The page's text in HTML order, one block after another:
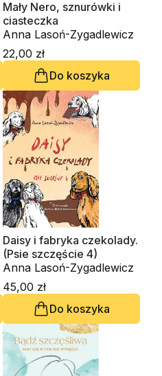
Mały Nero, sznurówki i
ciasteczka
Anna Lasoń-Zygadlewicz
22,00 zł
Do koszyka
Daisy i fabryka czekolady.
(Psie szczęście 4)
Anna Lasoń-Zygadlewicz
45,00 zł
Do koszyka